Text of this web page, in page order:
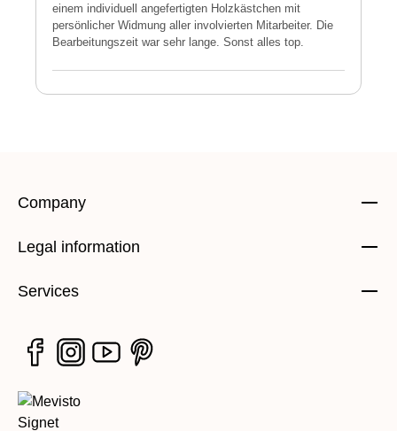
einem individuell angefertigten Holzkästchen mit
persönlicher Widmung aller involvierten Mitarbeiter. Die
Bearbeitungszeit war sehr lange. Sonst alles top.
Company
Legal information
Services